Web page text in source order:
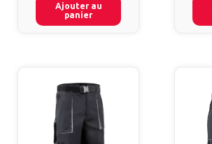
Ajouter au
panier